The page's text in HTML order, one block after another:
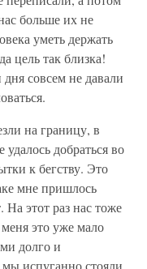
больше их не
уметь держать
цель так близка!
совсем не давали
на границу, в
добраться во
к бегству. Это
мне пришлось
На этот раз нас тоже
это уже мало
долго и
испуганно стояли